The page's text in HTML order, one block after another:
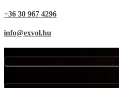
+36 30 967 4296
info@exvol.hu